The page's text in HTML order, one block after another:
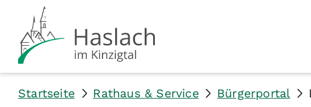
Startseite Rathaus & Service Bürgerportal